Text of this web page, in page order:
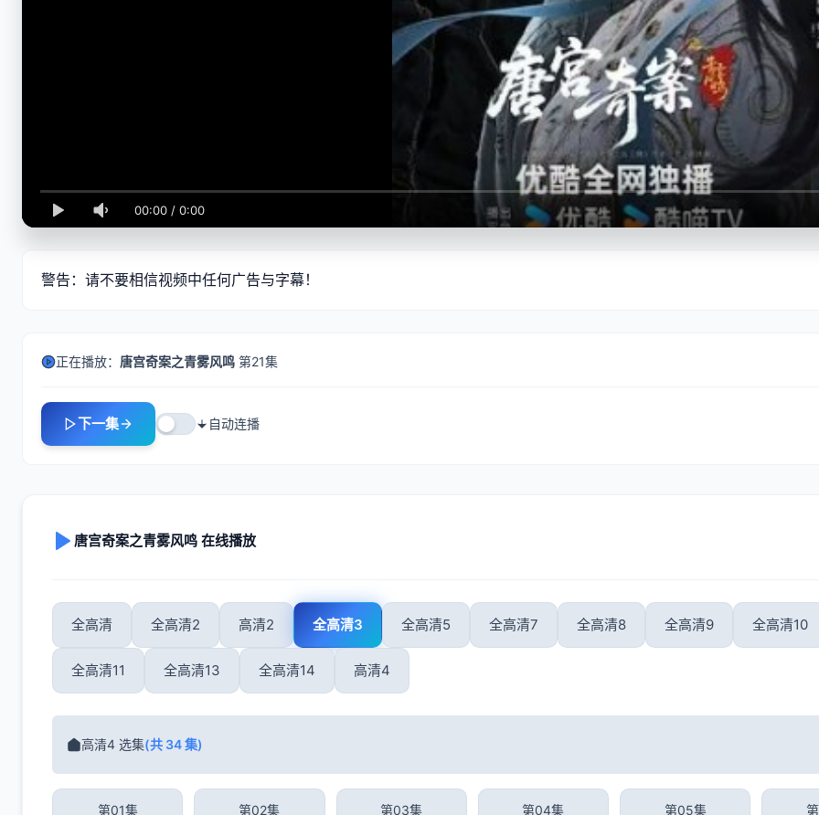
00:00 / 0:00
警告：请不要相信视频中任何广告与字幕！
正在播放： 唐宫奇案之青雾风鸣 第21集
下一集 自动连播
唐宫奇案之青雾风鸣 在线播放
全高清 全高清2 高清2 全高清3 全高清5 全高清7 全高清8 全高清9 全高清10
全高清11 全高清13 全高清14 高清4
高清4 选集(共 34 集)
第01集 第02集 第03集 第04集 第05集